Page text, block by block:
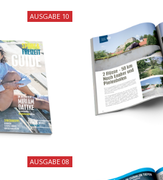
AUSGABE 10
AUSGABE 08